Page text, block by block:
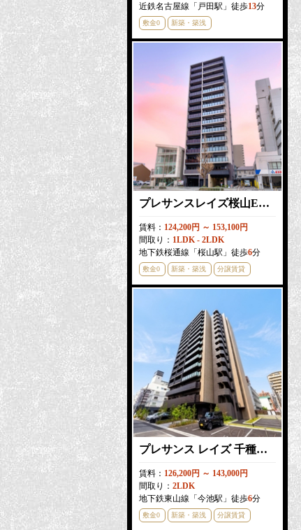
近鉄名古屋線「戸田駅」徒歩13分
敷金0 新築・築浅
プレサンスレイズ桜山EAST
賃料： 124,200円 ～ 153,100円
間取り： 1LDK - 2LDK
地下鉄桜通線「桜山駅」徒歩6分
敷金0 新築・築浅 分譲賃貸
プレサンス レイズ 千種今池Ⅱ
賃料： 126,200円 ～ 143,000円
間取り： 2LDK
地下鉄東山線「今池駅」徒歩6分
敷金0 新築・築浅 分譲賃貸